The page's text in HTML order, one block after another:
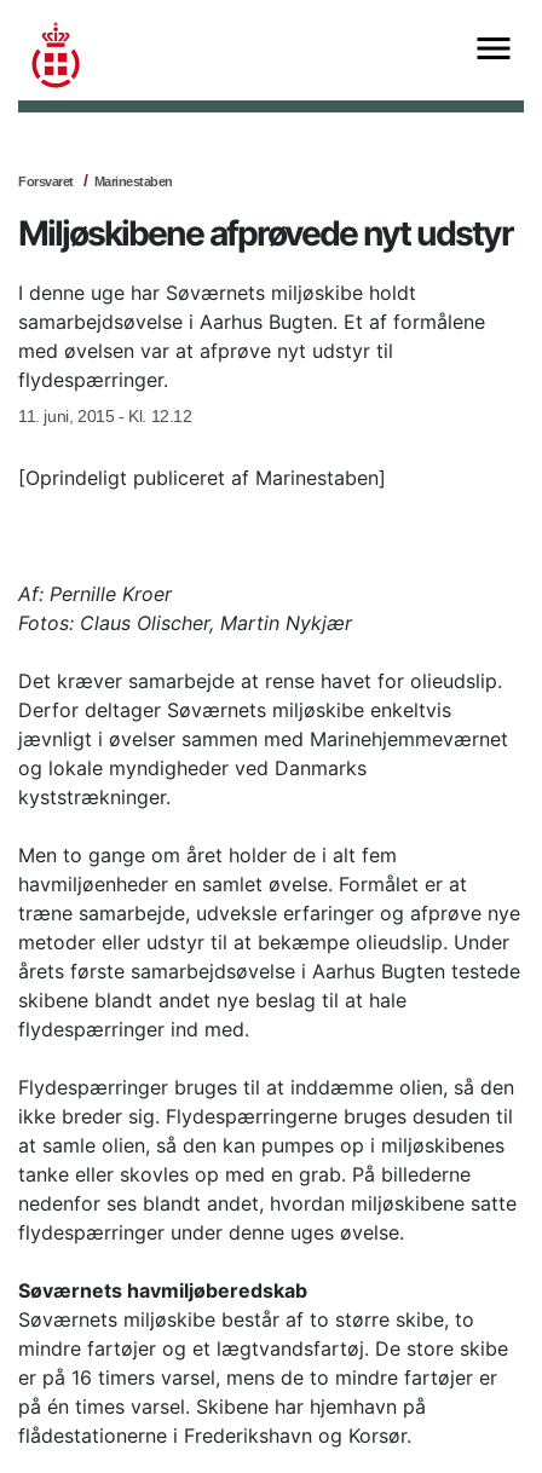
Forsvaret Marinestaben
Miljøskibene afprøvede nyt udstyr
I denne uge har Søværnets miljøskibe holdt
samarbejdsøvelse i Aarhus Bugten. Et af formålene
med øvelsen var at afprøve nyt udstyr til
flydespærringer.
11. juni, 2015 - Kl. 12.12
[Oprindeligt publiceret af Marinestaben]
Af: Pernille Kroer
Fotos: Claus Olischer, Martin Nykjær
Det kræver samarbejde at rense havet for olieudslip.
Derfor deltager Søværnets miljøskibe enkeltvis
jævnligt i øvelser sammen med Marinehjemmeværnet
og lokale myndigheder ved Danmarks
kyststrækninger.
Men to gange om året holder de i alt fem
havmiljøenheder en samlet øvelse. Formålet er at
træne samarbejde, udveksle erfaringer og afprøve nye
metoder eller udstyr til at bekæmpe olieudslip. Under
årets første samarbejdsøvelse i Aarhus Bugten testede
skibene blandt andet nye beslag til at hale
flydespærringer ind med.
Flydespærringer bruges til at inddæmme olien, så den
ikke breder sig. Flydespærringerne bruges desuden til
at samle olien, så den kan pumpes op i miljøskibenes
tanke eller skovles op med en grab. På billederne
nedenfor ses blandt andet, hvordan miljøskibene satte
flydespærringer under denne uges øvelse.
Søværnets havmiljøberedskab
Søværnets miljøskibe består af to større skibe, to
mindre fartøjer og et lægtvandsfartøj. De store skibe
er på 16 timers varsel, mens de to mindre fartøjer er
på én times varsel. Skibene har hjemhavn på
flådestationerne i Frederikshavn og Korsør.